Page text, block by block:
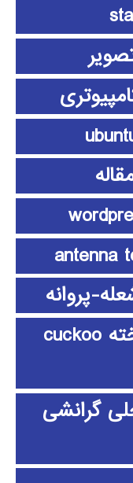
پروانه
الگوریتم جستجوی فاخته cuckoo
گرانشی